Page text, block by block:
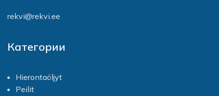
rekvi@rekvi.ee
Категории
Hierontaöljyt
Peilit